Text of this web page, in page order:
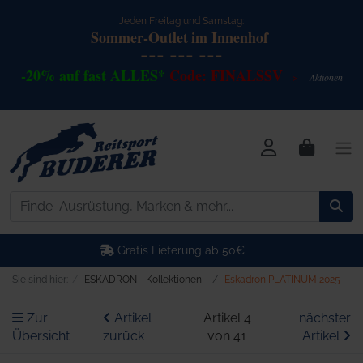
Jeden Freitag und Samstag:
Sommer-Outletim Innenhof
--- --- ---
-20% auf fast ALLES* Code: FINALSSV > Aktionen
Kostenlose Retoure
Sie sind hier: ESKADRON - Kollektionen Eskadron PLATINUM 2025
Zur
Übersicht
Artikel
zurück
Artikel 4
von 41
nächster
Artikel